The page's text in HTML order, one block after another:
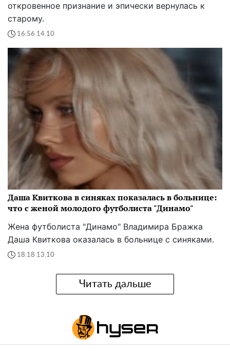
откровенное признание и эпически вернулась к
старому.
16:56 14.10
Даша Квиткова в синяках показалась в больнице:
что с женой молодого футболиста "Динамо"
Жена футболиста "Динамо" Владимира Бражка
Даша Квиткова оказалась в больнице с синяками.
18:18 13.10
Читать дальше